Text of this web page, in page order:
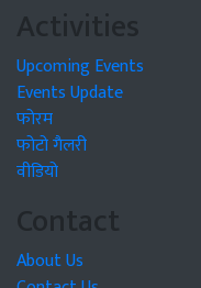
Activities
Upcoming Events
Events Update
फोरम
फोटो गैलरी
वीडियो
Contact
About Us